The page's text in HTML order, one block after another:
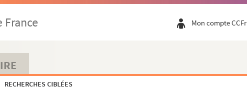
Mon compte CCFr
RECHERCHES CIBLÉES